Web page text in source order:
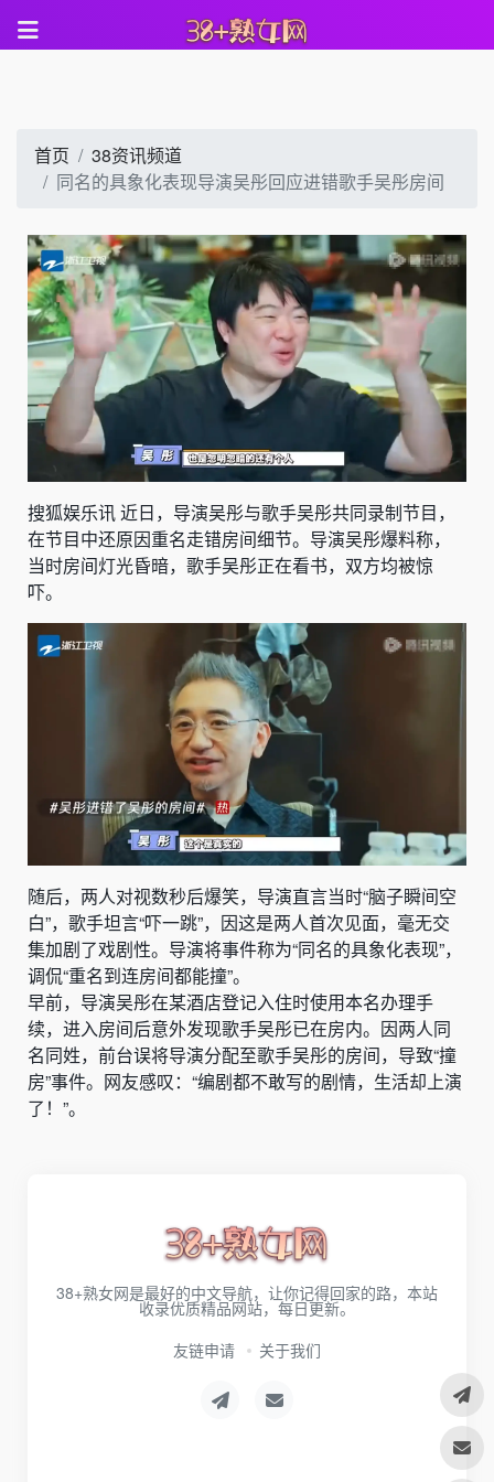
首页
38资讯频道
同名的具象化表现导演吴彤回应进错歌手吴彤房间
搜狐娱乐讯 近日，导演吴彤与歌手吴彤共同录制节目，
在节目中还原因重名走错房间细节。导演吴彤爆料称，
当时房间灯光昏暗，歌手吴彤正在看书，双方均被惊
吓。
随后，两人对视数秒后爆笑，导演直言当时“脑子瞬间空
白”，歌手坦言“吓一跳”，因这是两人首次见面，毫无交
集加剧了戏剧性。导演将事件称为“同名的具象化表现”，
调侃“重名到连房间都能撞”。
早前，导演吴彤在某酒店登记入住时使用本名办理手
续，进入房间后意外发现歌手吴彤已在房内。因两人同
名同姓，前台误将导演分配至歌手吴彤的房间，导致“撞
房”事件。网友感叹：“编剧都不敢写的剧情，生活却上演
了！”。
38+熟女网是最好的中文导航，让你记得回家的路，本站
收录优质精品网站，每日更新。
友链申请
关于我们